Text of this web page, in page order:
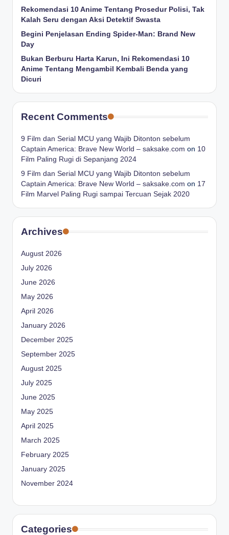
Rekomendasi 10 Anime Tentang Prosedur Polisi, Tak
Kalah Seru dengan Aksi Detektif Swasta
Begini Penjelasan Ending Spider-Man: Brand New
Day
Bukan Berburu Harta Karun, Ini Rekomendasi 10
Anime Tentang Mengambil Kembali Benda yang
Dicuri
Recent Comments
9 Film dan Serial MCU yang Wajib Ditonton sebelum
Captain America: Brave New World – saksake.com on 10
Film Paling Rugi di Sepanjang 2024
9 Film dan Serial MCU yang Wajib Ditonton sebelum
Captain America: Brave New World – saksake.com on 17
Film Marvel Paling Rugi sampai Tercuan Sejak 2020
Archives
August 2026
July 2026
June 2026
May 2026
April 2026
January 2026
December 2025
September 2025
August 2025
July 2025
June 2025
May 2025
April 2025
March 2025
February 2025
January 2025
November 2024
Categories